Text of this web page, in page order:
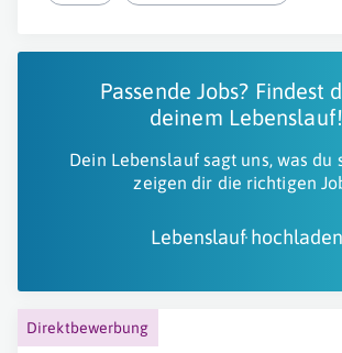
Passende Jobs? Findest
deinem Lebenslauf!
Dein Lebenslauf sagt uns, was du
zeigen dir die richtigen
Lebenslauf hochladen
Direktbewerbung